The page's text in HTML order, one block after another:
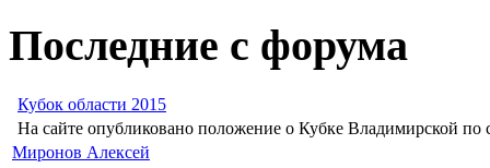
Последние с форума
Кубок области 2015
На сайте опубликовано положение о Кубке Владимирской по
Миронов Алексей